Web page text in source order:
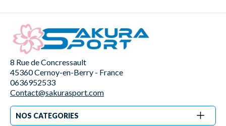
8 Rue de Concressault
45360 Cernoy-en-Berry - France
0636952533
Contact@sakurasport.com
NOS CATEGORIES